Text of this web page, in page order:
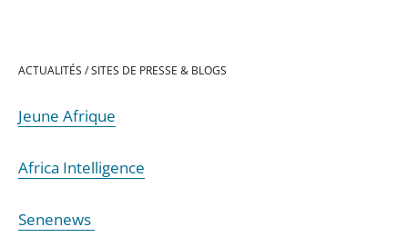
ACTUALITÉS / SITES DE PRESSE & BLOGS
Jeune Afrique
Africa Intelligence
Senenews